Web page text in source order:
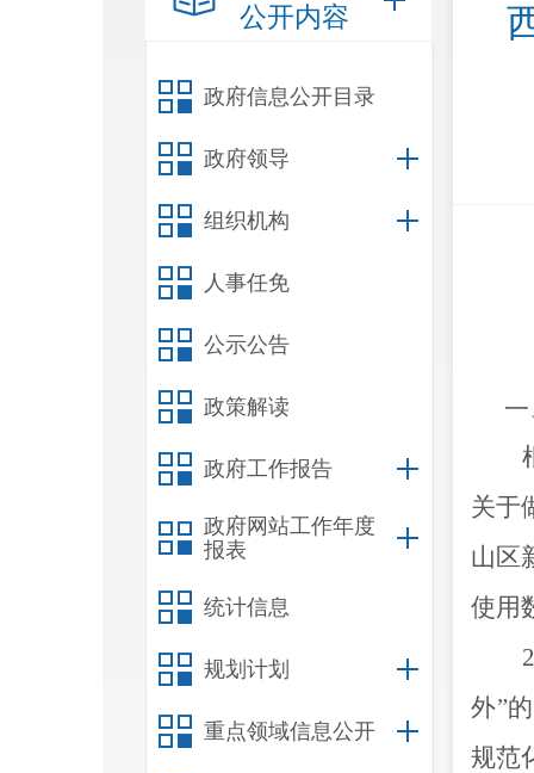
公开内容
政府信息公开目录
政府领导
组织机构
人事任免
公示公告
政策解读
政府工作报告
政府网站工作年度
报表
统计信息
规划计划
重点领域信息公开
关于
山区
使用
外”
规范